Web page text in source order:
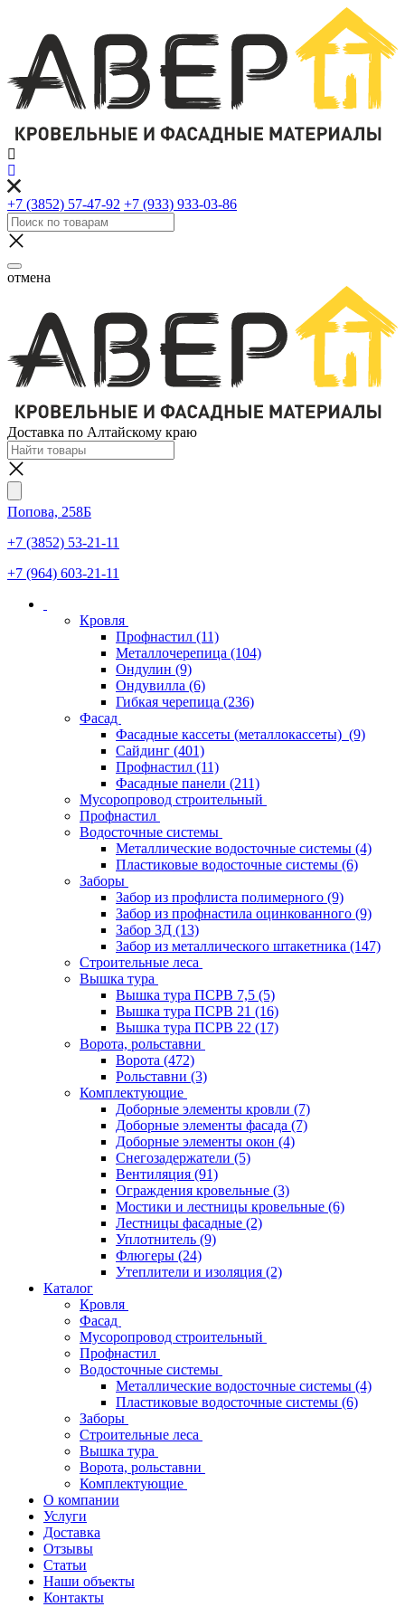
+7 (3852) 57-47-92 +7 (933) 933-03-86
отмена
Доставка по Алтайскому краю
Попова, 258Б
+7 (3852) 53-21-11
+7 (964) 603-21-11
Кровля
Профнастил (11)
Металлочерепица (104)
Ондулин (9)
Ондувилла (6)
Гибкая черепица (236)
Фасад
Фасадные кассеты (металлокассеты) (9)
Сайдинг (401)
Профнастил (11)
Фасадные панели (211)
Мусоропровод строительный
Профнастил
Водосточные системы
Металлические водосточные системы (4)
Пластиковые водосточные системы (6)
Заборы
Забор из профлиста полимерного (9)
Забор из профнастила оцинкованного (9)
Забор 3Д (13)
Забор из металлического штакетника (147)
Строительные леса
Вышка тура
Вышка тура ПСРВ 7,5 (5)
Вышка тура ПСРВ 21 (16)
Вышка тура ПСРВ 22 (17)
Ворота, рольставни
Ворота (472)
Рольставни (3)
Комплектующие
Доборные элементы кровли (7)
Доборные элементы фасада (7)
Доборные элементы окон (4)
Снегозадержатели (5)
Вентиляция (91)
Ограждения кровельные (3)
Мостики и лестницы кровельные (6)
Лестницы фасадные (2)
Уплотнитель (9)
Флюгеры (24)
Утеплители и изоляция (2)
Каталог
Кровля
Фасад
Мусоропровод строительный
Профнастил
Водосточные системы
Металлические водосточные системы (4)
Пластиковые водосточные системы (6)
Заборы
Строительные леса
Вышка тура
Ворота, рольставни
Комплектующие
О компании
Услуги
Доставка
Отзывы
Статьи
Наши объекты
Контакты